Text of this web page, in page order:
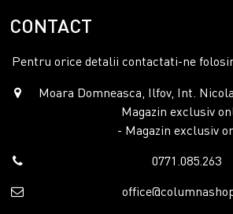
CONTACT
Pentru orice detalii contactati-ne
Moara Domneasca, Ilfov, Int.
Magazin exclusiv
- Magazin exclusiv
0771.085.263